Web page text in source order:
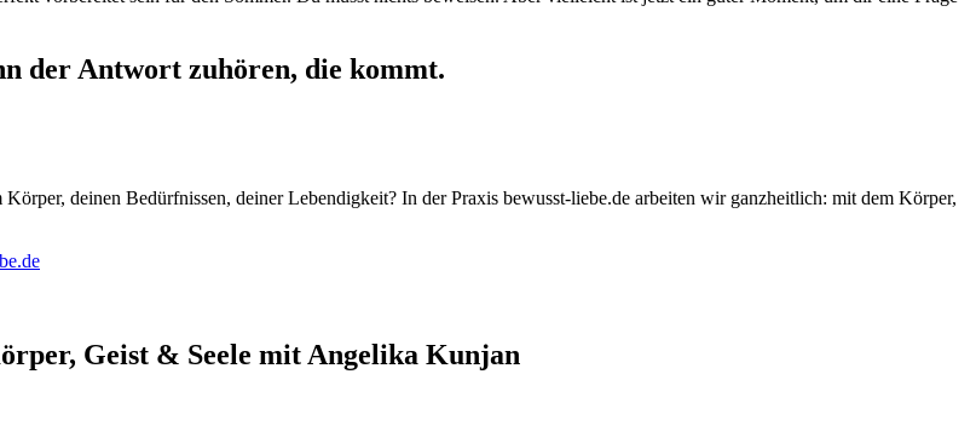
der Antwort zuhören, die kommt.
deinen Bedürfnissen, deiner Lebendigkeit? In der Praxis bewusst-liebe.de arbeiten wir ganzheitlich: mit dem Körper,
Geist & Seele mit Angelika Kunjan